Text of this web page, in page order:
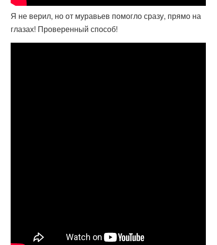
Я не верил, но от муравьев помогло сразу, прямо на
глазах! Проверенный способ!